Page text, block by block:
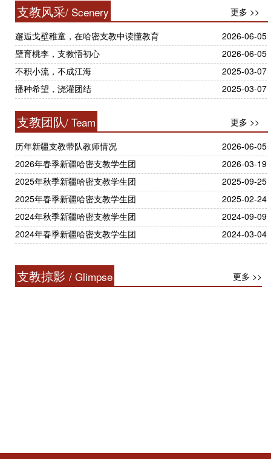
支教风采/ Scenery
更多 >>
邂逅戈壁稚童，在哈密支教中读懂教育
2026-06-05
壁育桃李，支教悟初心
2026-06-05
不积小流，不成江海
2025-03-07
播种希望，浇灌团结
2025-03-07
支教团队/ Team
更多 >>
历年新疆支教带队教师情况
2026-06-05
2026年春季新疆哈密支教学生团
2026-03-19
2025年秋季新疆哈密支教学生团
2025-09-25
2025年春季新疆哈密支教学生团
2025-02-24
2024年秋季新疆哈密支教学生团
2024-09-09
2024年春季新疆哈密支教学生团
2024-03-04
支教掠影 / Glimpse 更多 >>